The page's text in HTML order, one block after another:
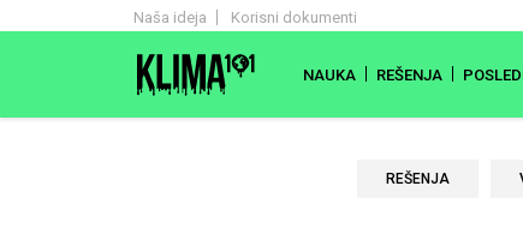
Naša ideja Korisni dokumenti
NAUKA REŠENJA
REŠENJA